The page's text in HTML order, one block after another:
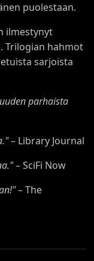
puolestaan.
ilmestynyt
Trilogian hahmot
sarjoista
parhaista
– Library Journal
– SciFi Now
– The